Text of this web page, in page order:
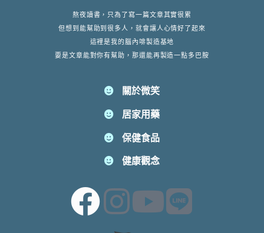
熬夜讀書，只為了寫一篇文章其實很累
但想到能幫助到很多人，就會讓人心情好了起來
這裡是我的腦內啡製造基地
要是文章能對你有幫助，那還能再製造一點多巴胺
關於微笑
居家用藥
保健食品
健康觀念